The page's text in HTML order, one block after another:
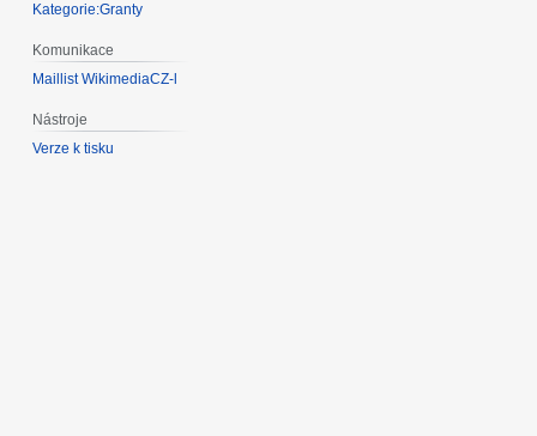
Kategorie:Granty
Komunikace
Maillist WikimediaCZ-l
Nástroje
Verze k tisku